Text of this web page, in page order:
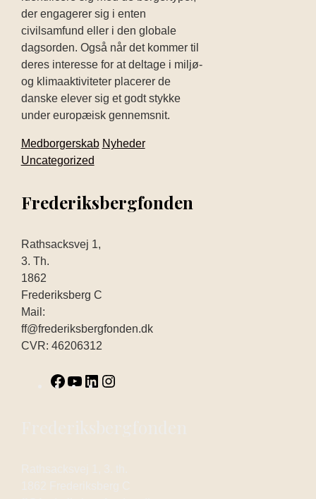
der engagerer sig i enten
civilsamfund eller i den globale
dagsorden. Også når det kommer til
deres interesse for at deltage i miljø-
og klimaaktiviteter placerer de
danske elever sig et godt stykke
under europæisk gennemsnit.
Medborgerskab Nyheder
Uncategorized
Frederiksbergfonden
Rathsacksvej 1,
3. Th.
1862
Frederiksberg C
Mail:
ff@frederiksbergfonden.dk
CVR: 46206312